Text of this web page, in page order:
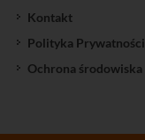
Kontakt
Polityka Prywatności
Ochrona środowiska